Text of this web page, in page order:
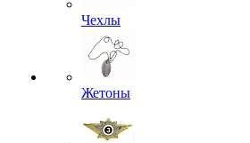
Чехлы
Жетоны